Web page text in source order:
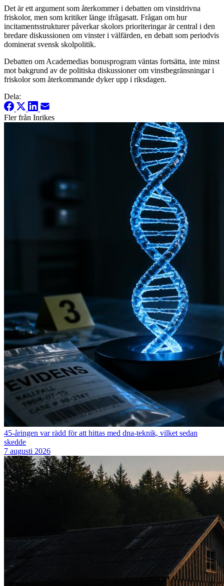
Det är ett argument som återkommer i debatten om vinstdrivna
friskolor, men som kritiker länge ifrågasatt. Frågan om hur
incitamentsstrukturer påverkar skolors prioriteringar är central i den
bredare diskussionen om vinster i välfärden, en debatt som periodvis
dominerat svensk skolpolitik.
Debatten om Academedias bonusprogram väntas fortsätta, inte minst
mot bakgrund av de politiska diskussioner om vinstbegränsningar i
friskolor som återkommande dyker upp i riksdagen.
Dela:
Fler från Inrikes
45-åringen var rädd för att hittas med dna-teknik, vilket sedan
skedde
7 augusti 2026